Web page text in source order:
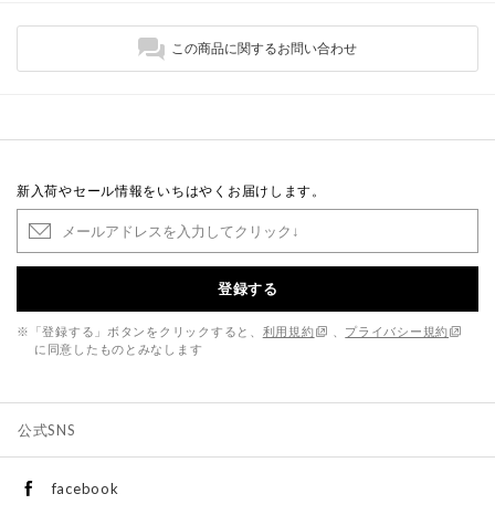
この商品に関するお問い合わせ
新入荷やセール情報をいちはやくお届けします。
登録する
※「登録する」ボタンをクリックすると、 利用規約
プライバシー規約
に同意したものとみなします
公式SNS
facebook